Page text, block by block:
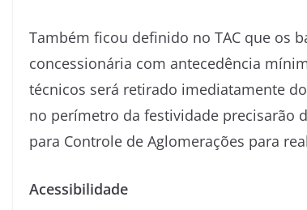
Também ficou definido no TAC que os
concessionária com antecedência
técnicos será retirado imediatamente
no perímetro da festividade precisarão
para Controle de Aglomerações para
Acessibilidade